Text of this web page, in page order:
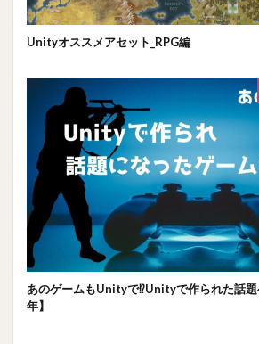
Unityオススメアセット_RPG編
あのゲームもUnityで⁉Unityで作られた話
年】